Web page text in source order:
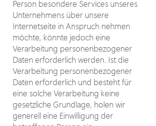
Person besondere Services unseres
Unternehmens über unsere
Internetseite in Anspruch nehmen
möchte, könnte jedoch eine
Verarbeitung personenbezogener
Daten erforderlich werden. Ist die
Verarbeitung personenbezogener
Daten erforderlich und besteht für
eine solche Verarbeitung keine
gesetzliche Grundlage, holen wir
generell eine Einwilligung der